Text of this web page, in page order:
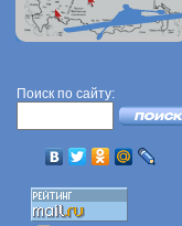
Поиск по сайту: